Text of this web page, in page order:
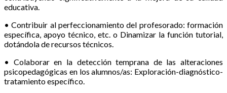
educativa.
• Contribuir al perfeccionamiento del profesorado: formación
específica, apoyo técnico, etc. o Dinamizar la función tutorial,
dotándola de recursos técnicos.
• Colaborar en la detección temprana de las alteraciones
psicopedagógicas en los alumnos/as: Exploración-diagnóstico-
tratamiento específico.